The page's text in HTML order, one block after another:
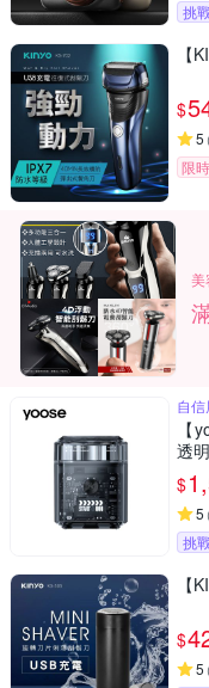
挑
【
$
5 (
限
美
自
【
透
$
5 (
挑
【
$
5 (